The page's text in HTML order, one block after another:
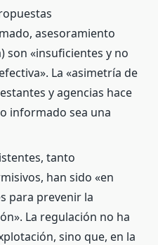
asesoramiento
son «insuficientes y no
La «asimetría de
y agencias hace
informado sea una
tanto
han sido «en
para prevenir la
La regulación no ha
sino que, en la